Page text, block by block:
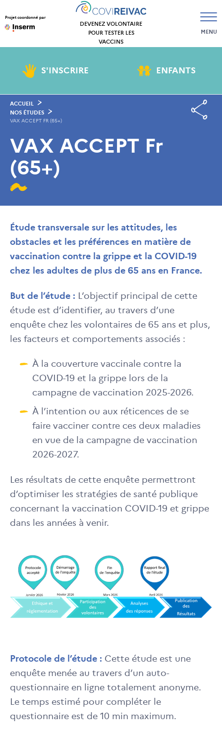
Projet coordonné par
MENU
DEVENEZ VOLONTAIRE
POUR TESTER LES
VACCINS
S'INSCRIRE ENFANTS
ACCUEIL
NOS ÉTUDES
VAX ACCEPT FR (65+)
VAX ACCEPT Fr
(65+)
Étude transversale sur les attitudes, les
obstacles et les préférences en matière de
vaccination contre la grippe et la COVID-19
chez les adultes de plus de 65 ans en France.
But de l’étude : L’objectif principal de cette
étude est d’identifier, au travers d’une
enquête chez les volontaires de 65 ans et plus,
les facteurs et comportements associés :
À la couverture vaccinale contre la
COVID-19 et la grippe lors de la
campagne de vaccination 2025-2026.
À l’intention ou aux réticences de se
faire vacciner contre ces deux maladies
en vue de la campagne de vaccination
2026-2027.
Les résultats de cette enquête permettront
d’optimiser les stratégies de santé publique
concernant la vaccination COVID-19 et grippe
dans les années à venir.
Protocole de l’étude : Cette étude est une
enquête menée au travers d’un auto-
questionnaire en ligne totalement anonyme.
Le temps estimé pour compléter le
questionnaire est de 10 min maximum.